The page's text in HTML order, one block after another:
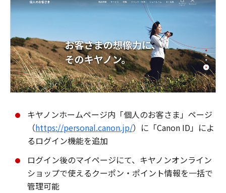
キヤノンホームページ内「個人のお客さま」ページ
（https://personal.canon.jp/）に「Canon ID」によ
るログイン機能を追加
ログイン後のマイページにて、キヤノンオンライン
ショップで使えるクーポン・ポイント情報を一括で
管理可能